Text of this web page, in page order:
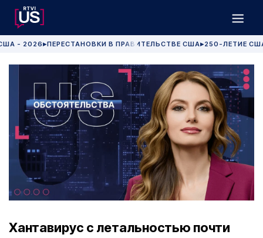
- 2026 ▶ПЕРЕСТАНОВКИ В ПРАВИТЕЛЬСТВЕ США▶250-ЛЕТИЕ
Хантавирус с летальностью почти